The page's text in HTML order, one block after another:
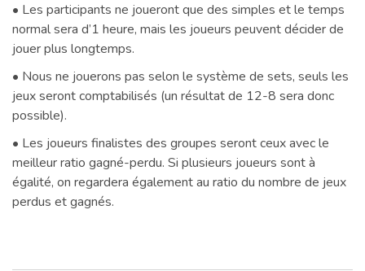
• Les participants ne joueront que des simples et le temps
normal sera d’1 heure, mais les joueurs peuvent décider de
jouer plus longtemps.
• Nous ne jouerons pas selon le système de sets, seuls les
jeux seront comptabilisés (un résultat de 12-8 sera donc
possible).
• Les joueurs finalistes des groupes seront ceux avec le
meilleur ratio gagné-perdu. Si plusieurs joueurs sont à
égalité, on regardera également au ratio du nombre de jeux
perdus et gagnés.